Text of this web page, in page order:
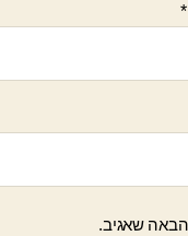
*
שאגיב.